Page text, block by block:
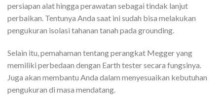
persiapan alat hingga perawatan sebagai tindak lanjut
perbaikan. Tentunya Anda saat ini sudah bisa melakukan
pengukuran isolasi tahanan tanah pada grounding.
Selain itu, pemahaman tentang perangkat Megger yang
memiliki perbedaan dengan Earth tester secara fungsinya.
Juga akan membantu Anda dalam menyesuaikan kebutuhan
pengukuran di masa mendatang.